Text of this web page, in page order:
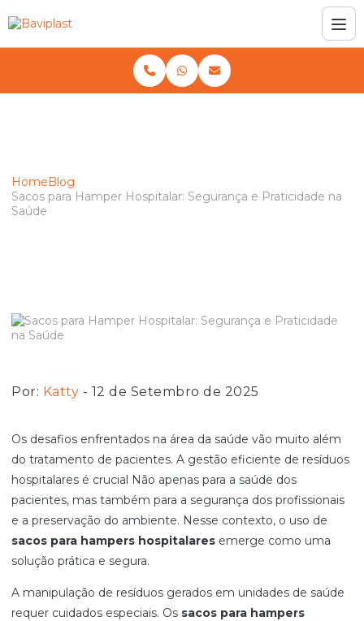
HomeBlog
Sacos para Hamper Hospitalar: Segurança e Praticidade na
Saúde
Por: Katty - 12 de Setembro de 2025
Os desafios enfrentados na área da saúde vão muito além
do tratamento de pacientes. A gestão eficiente de resíduos
hospitalares é crucial Não apenas para a saúde dos
pacientes, mas também para a segurança dos profissionais
e a preservação do ambiente. Nesse contexto, o uso de
sacos para hampers hospitalares emerge como uma
solução prática e segura.
A manipulação de resíduos gerados em unidades de saúde
requer cuidados especiais. Os sacos para hampers